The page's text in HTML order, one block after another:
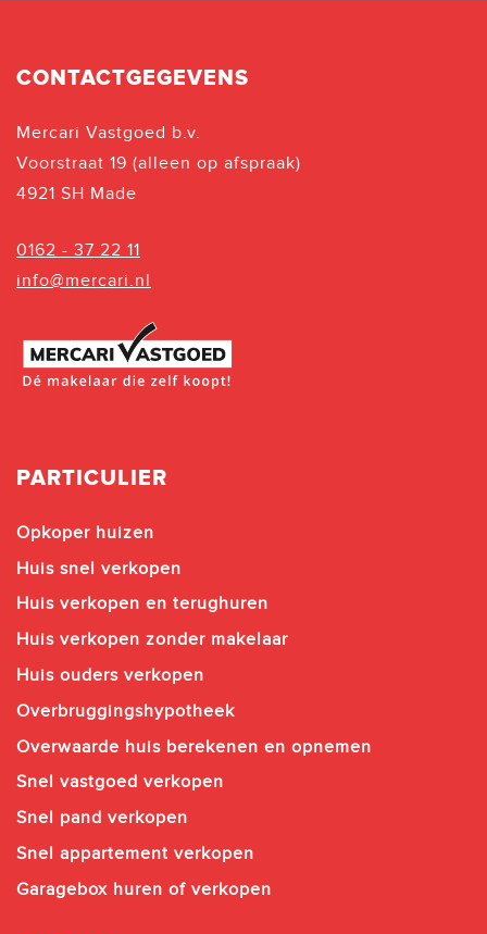
CONTACTGEGEVENS
Mercari Vastgoed b.v.
Voorstraat 19 (alleen op afspraak)
4921 SH Made
0162 - 37 22 11
info@mercari.nl
PARTICULIER
Opkoper huizen
Huis snel verkopen
Huis verkopen en terughuren
Huis verkopen zonder makelaar
Huis ouders verkopen
Overbruggingshypotheek
Overwaarde huis berekenen en opnemen
Snel vastgoed verkopen
Snel pand verkopen
Snel appartement verkopen
Garagebox huren of verkopen